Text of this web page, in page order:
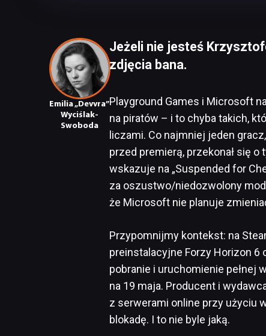
Emilia „Devvra”
Wyciślak-
Swoboda
Jeżeli nie jesteś
zdjęcia bana.
Playground Games i Microsoft
na piratów – i to chyba takich,
liczami. Co najmniej jeden
przed premierą, przekonał się
wskazuje na „Suspended for
za oszustwo/niedozwolony
że Microsoft nie planuje
Przypomnijmy kontekst: na
preinstalacyjne Forzy Horizon 6
pobranie i uruchomienie pełnej
na 19 maja. Producent i
z serwerami online przy użyciu
blokadę. I to nie byle jaką.